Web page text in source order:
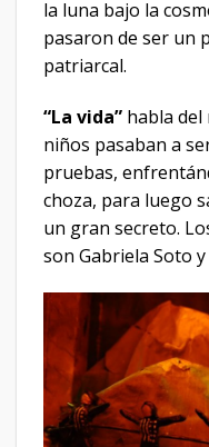
la luna bajo la
pasaron de ser un
patriarcal.
“La vida” habla del
niños pasaban a
pruebas,
choza, para luego
un gran secreto.
son Gabriela Soto